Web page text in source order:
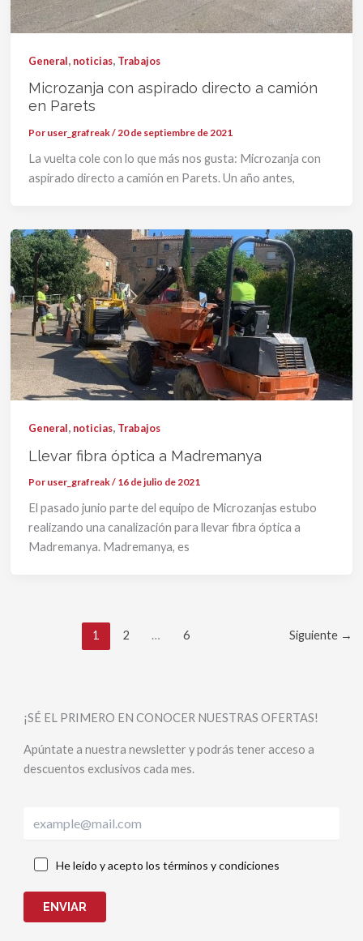
General, noticias, Trabajos
Microzanja con aspirado directo a camión
en Parets
Por user_grafreak/20 de septiembre de 2021
La vuelta cole con lo que más nos gusta: Microzanja con
aspirado directo a camión en Parets. Un año antes,
General, noticias, Trabajos
Llevar fibra óptica a Madremanya
Por user_grafreak/ 16 de julio de 2021
El pasado junio parte del equipo de Microzanjas estubo
realizando una canalización para llevar fibra óptica a
Madremanya. Madremanya, es
1 2 … 6 Siguiente →
¡SÉ EL PRIMERO EN CONOCER NUESTRAS OFERTAS!
Apúntate a nuestra newsletter y podrás tener acceso a
descuentos exclusivos cada mes.
He leído y acepto los términos y condiciones
ENVIAR